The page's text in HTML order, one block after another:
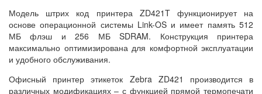
Модель штрих код принтера ZD421T функционирует на
основе операционной системы Link-OS и имеет память 512
МБ флэш и 256 МБ SDRAM. Конструкция принтера
максимально оптимизирована для комфортной эксплуатации
и удобного обслуживания.
Офисный принтер этикеток Zebra ZD421 производится в
различных модификациях – с функцией прямой термопечати